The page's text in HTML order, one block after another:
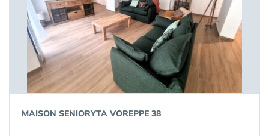
MAISON SENIORYTA VOREPPE 38